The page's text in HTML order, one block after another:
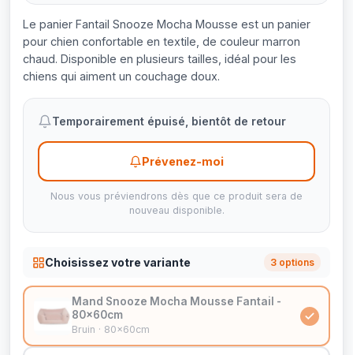
Le panier Fantail Snooze Mocha Mousse est un panier
pour chien confortable en textile, de couleur marron
chaud. Disponible en plusieurs tailles, idéal pour les
chiens qui aiment un couchage doux.
Temporairement épuisé, bientôt de retour
Prévenez-moi
Nous vous préviendrons dès que ce produit sera de
nouveau disponible.
Choisissez votre variante 3 options
Mand Snooze Mocha Mousse Fantail -
80x60cm
Bruin · 80x60cm